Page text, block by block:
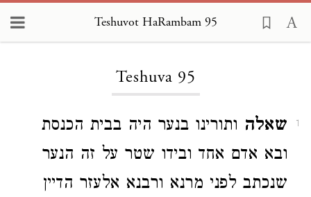
Teshuvot HaRambam 95
Teshuva 95
1 שאלה ותורינו בנער היה בבית הכנסת
ובא אדם אחד ובידו שטר על זה הנער
שנכתב לפני מרנא ורבנא אלעזר הדיין